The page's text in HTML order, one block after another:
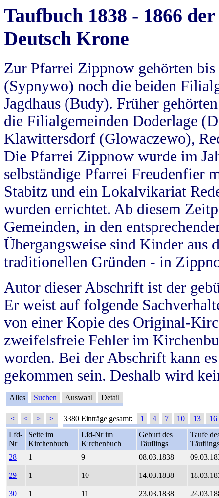
Taufbuch 1838 - 1866
Deutsch Krone
Zur Pfarrei Zippnow gehörten
(Sypnywo) noch die beiden
Jagdhaus (Budy). Früher
die Filialgemeinden Doderlage
Klawittersdorf (Glowaczewo),
Die Pfarrei Zippnow wurde im
selbständige Pfarrei Freudenfier
Stabitz und ein Lokalvikariat
wurden errichtet. Ab diesem
Gemeinden, in den
Übergangsweise sind Kinder aus
traditionellen Gründen - in
Autor dieser Abschrift ist der
Er weist auf folgende
von einer Kopie des Original-
zweifelsfreie Fehler im
worden. Bei der Abschrift kann
gekommen sein. Deshalb wird
Alles Suchen Auswahl Detail
|< < > >| 3380 Einträge gesamt: 1 4 7 10 13
16
Lfd-
Nr
Seite im
Kirchenbuch
Lfd-Nr im
Kirchenbuch
Geburt des
Täuflings
Taufe
Täuflings
28
1 9 08.03.1838
29 1 10 14.03.1838
30 1 11 23.03.1838